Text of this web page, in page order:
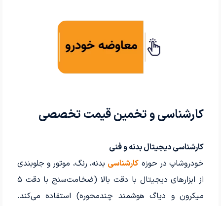
کارشناسی و تخمین قیمت تخصصی
کارشناسی دیجیتال بدنه و فنی
خودروشاپ در حوزه کارشناسی بدنه، رنگ، موتور و جلوبندی
از ابزارهای دیجیتال با دقت بالا (ضخامت‌سنج با دقت ۵
میکرون و دیاگ هوشمند چندمحوره) استفاده می‌کند.